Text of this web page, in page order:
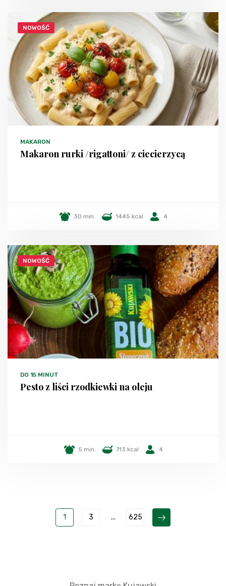
NOWOŚĆ
MAKARON
Makaron rurki /rigattoni/ z ciecierzycą
30 min. 1445 kcal 4
NOWOŚĆ
DO 15 MINUT
Pesto z liści rzodkiewki na oleju
5 min. 713 kcal 4
1 3 ... 625